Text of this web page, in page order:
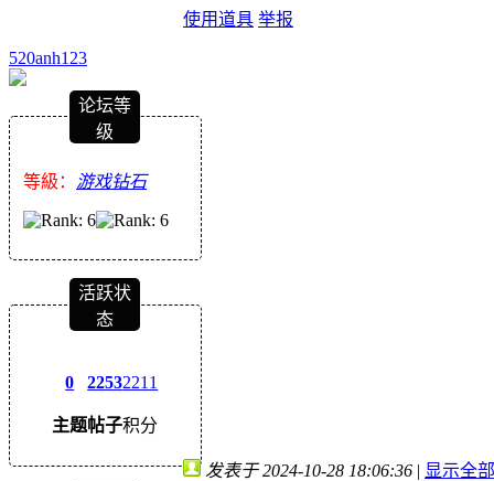
使用道具 举报
520anh123
论坛等
级
等級： 游戏钻石
活跃状
态
0
主题
2253
帖子
2211
积分
发表于 2024-10-28 18:06:36 | 显示全